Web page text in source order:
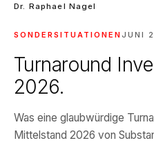
Dr. Raphael Nagel
SONDERSITUATIONEN JUNI
Turnaround
2026.
Was eine glaubwürdige
Mittelstand 2026 von